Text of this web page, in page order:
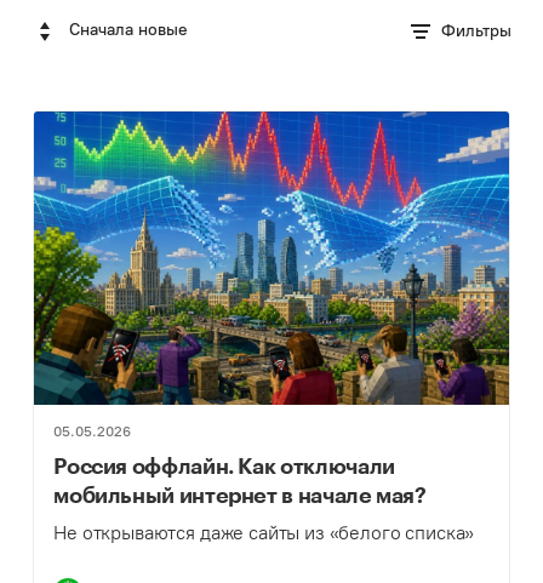
Сначала новые Фильтры
05.05.2026
Россия оффлайн. Как отключали
мобильный интернет в начале мая?
Не открываются даже сайты из «белого списка»